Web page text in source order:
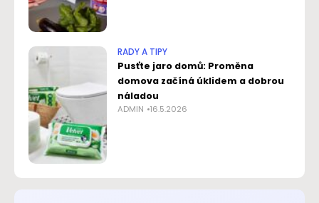
RADY A TIPY
Pusťte jaro domů: Proměna
domova začíná úklidem a dobrou
náladou
ADMIN 16.5.2026